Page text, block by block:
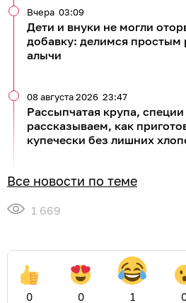
Дети и внуки не могли
добавку: делимся простым
алычи
Вчера 03:09
Рассыпчатая крупа,
рассказываем, как
купечески без лишних
08 августа 2026 23:47
Все новости по теме
1 669
0 0 1